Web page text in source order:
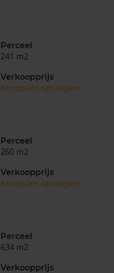
Perceel
241 m2
Verkoopprijs
Koopsom opvragen
Perceel
260 m2
Verkoopprijs
Koopsom opvragen
Perceel
634 m2
Verkoopprijs